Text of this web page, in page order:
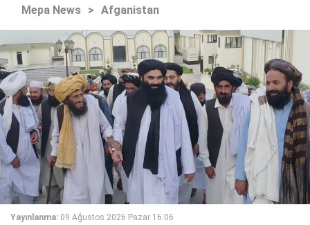
Mepa News > Afganistan
Yayınlanma: 09 Ağustos 2026 Pazar 16:06